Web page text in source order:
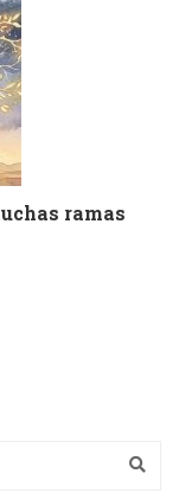
ramas